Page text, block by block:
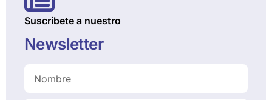
Suscribete a nuestro
Newsletter